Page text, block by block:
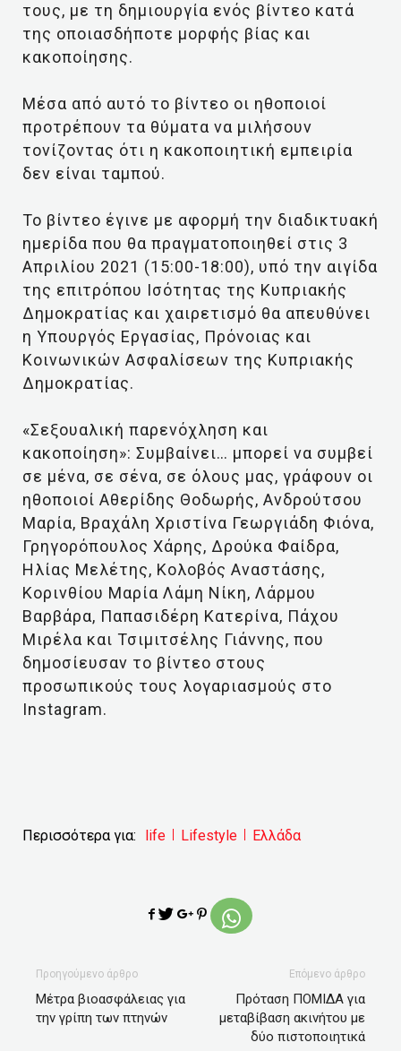
τους, με τη δημιουργία ενός βίντεο κατά
της οποιασδήποτε μορφής βίας και
κακοποίησης.
Μέσα από αυτό το βίντεο οι ηθοποιοί
προτρέπουν τα θύματα να μιλήσουν
τονίζοντας ότι η κακοποιητική εμπειρία
δεν είναι ταμπού.
Το βίντεο έγινε με αφορμή την διαδικτυακή
ημερίδα που θα πραγματοποιηθεί στις 3
Απριλίου 2021 (15:00-18:00), υπό την αιγίδα
της επιτρόπου Ισότητας της Κυπριακής
Δημοκρατίας και χαιρετισμό θα απευθύνει
η Υπουργός Εργασίας, Πρόνοιας και
Κοινωνικών Ασφαλίσεων της Κυπριακής
Δημοκρατίας.
«Σεξουαλική παρενόχληση και
κακοποίηση»: Συμβαίνει… μπορεί να συμβεί
σε μένα, σε σένα, σε όλους μας, γράφουν οι
ηθοποιοί Αθερίδης Θοδωρής, Ανδρούτσου
Μαρία, Βραχάλη Χριστίνα Γεωργιάδη Φιόνα,
Γρηγορόπουλος Χάρης, Δρούκα Φαίδρα,
Ηλίας Μελέτης, Κολοβός Αναστάσης,
Κορινθίου Μαρία Λάμη Νίκη, Λάρμου
Βαρβάρα, Παπασιδέρη Κατερίνα, Πάχου
Μιρέλα και Τσιμιτσέλης Γιάννης, που
δημοσίευσαν το βίντεο στους
προσωπικούς τους λογαριασμούς στο
Instagram.
Περισσότερα για: life Lifestyle Ελλάδα
Προηγούμενο άρθρο
Μέτρα βιοασφάλειας για
την γρίπη των πτηνών
Επόμενο άρθρο
Πρόταση ΠΟΜΙΔΑ για
μεταβίβαση ακινήτου με
δύο πιστοποιητικά